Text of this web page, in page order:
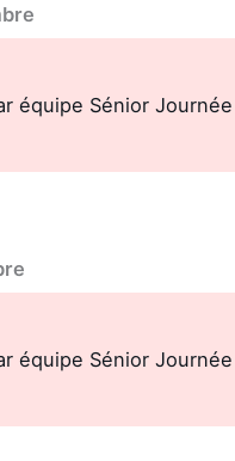
équipe Sénior
équipe Sénior